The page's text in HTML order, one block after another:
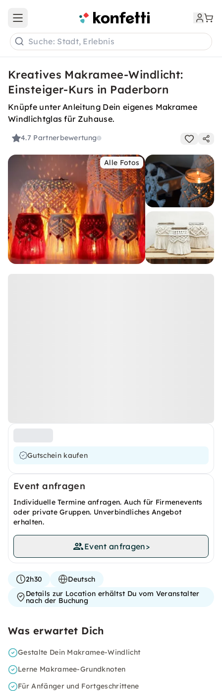
Open main menu
Suche: Stadt, Erlebnis
Kreatives Makramee-Windlicht:
Einsteiger-Kurs in Paderborn
Knüpfe unter Anleitung Dein eigenes Makramee
Windlichtglas für Zuhause.
4.7 Partnerbewertung
Alle Fotos
Gutschein kaufen
Event anfragen
Individuelle Termine anfragen. Auch für Firmenevents
oder private Gruppen. Unverbindliches Angebot
erhalten.
Event anfragen>
2h30
Deutsch
Details zur Location erhältst Du vom Veranstalter
nach der Buchung
Was erwartet Dich
Gestalte Dein Makramee-Windlicht
Lerne Makramee-Grundknoten
Für Anfänger und Fortgeschrittene